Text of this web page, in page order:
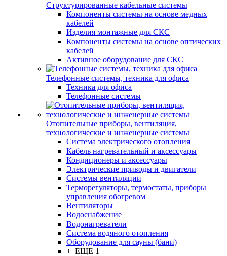
Структурированные кабельные системы
Компоненты системы на основе медных
кабелей
Изделия монтажные для СКС
Компоненты системы на основе оптических
кабелей
Активное оборудование для СКС
Телефонные системы, техника для офиса
Техника для офиса
Телефонные системы
Отопительные приборы, вентиляция,
технологические и инженерные системы
Система электрического отопления
Кабель нагревательный и аксессуары
Кондиционеры и аксессуары
Электрические приводы и двигатели
Системы вентиляции
Терморегуляторы, термостаты, приборы
управления обогревом
Вентиляторы
Водоснабжение
Водонагреватели
Система водяного отопления
Оборудование для сауны (бани)
+ ЕЩЕ 1